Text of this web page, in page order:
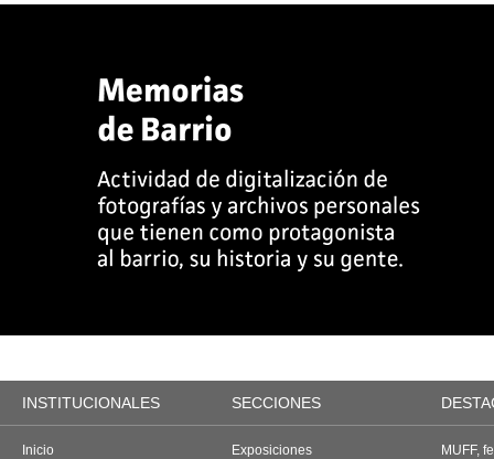
INSTITUCIONALES SECCIONES
Inicio
Exposiciones
MUFF,